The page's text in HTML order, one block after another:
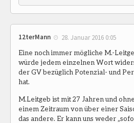
12terMann 28. Januar 2016 0:05
Eine noch immer mögliche M.-
würde jedem einzelnen Wort
der GV bezüglich Potenzial- und
hat.
M.Leitgeb ist mit 27 Jahren und
einem Zeitraum von über einer
das andere. Er kann uns weder